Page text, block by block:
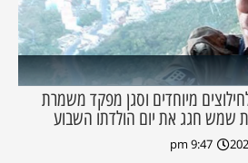
מיוחדים וסגן מפקד משמרת
שמש חגג את יום הולדתו השבוע
9:47 pm